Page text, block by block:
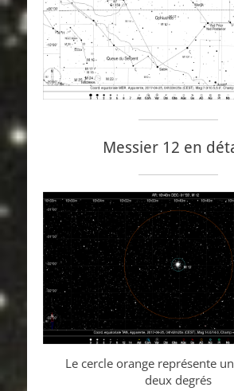
Messier 12 en
Le cercle orange représente
deux degrés